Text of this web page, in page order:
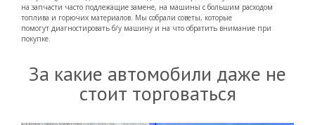
на запчасти часто подлежащие замене, на машины с большим расходом
топлива и горючих материалов. Мы собрали советы, которые
помогут диагностировать б/у машину и на что обратить внимание при
покупке.
За какие автомобили даже не
стоит торговаться